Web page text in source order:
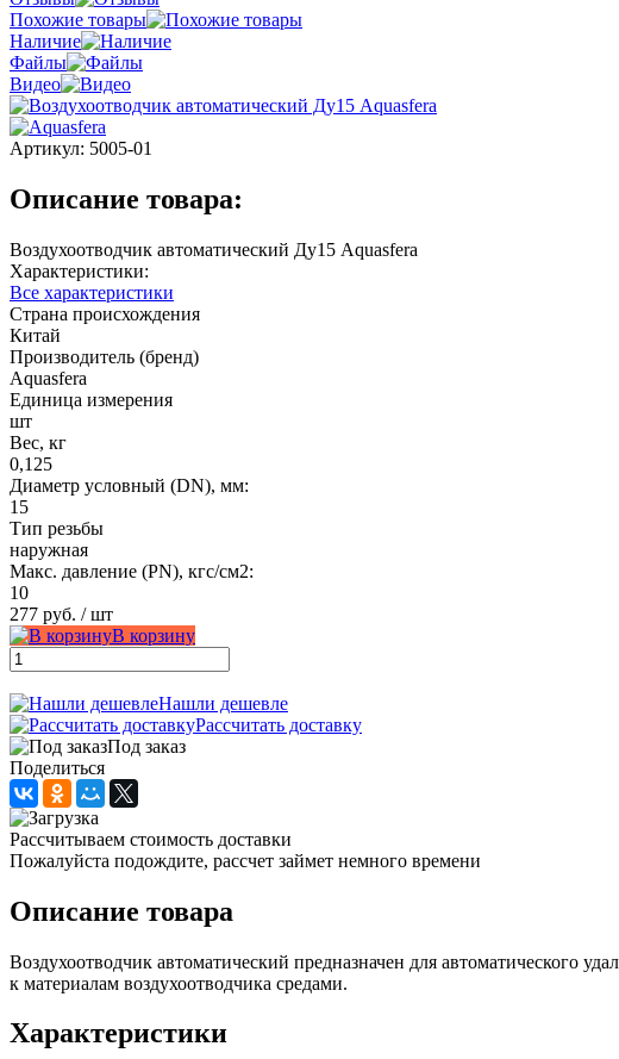
Похожие товары
Наличие
Файлы
Видео
Артикул: 5005-01
Описание товара:
Воздухоотводчик автоматический Ду15 Aquasfera
Характеристики:
Все характеристики
Страна происхождения
Китай
Производитель (бренд)
Aquasfera
Единица измерения
шт
Вес, кг
0,125
Диаметр условный (DN), мм:
15
Тип резьбы
наружная
Макс. давление (PN), кгс/см2:
10
277 руб. / шт
В корзину
Нашли дешевле
Рассчитать доставку
Под заказ
Поделиться
Рассчитываем стоимость доставки
Пожалуйста подождите, рассчет займет немного времени
Описание товара
Воздухоотводчик автоматический предназначен для автоматического
к материалам воздухоотводчика средами.
Характеристики